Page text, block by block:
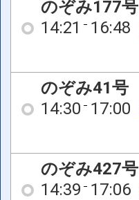
のぞみ177号
14:21
16:48
のぞみ41号
14:30 17:00
のぞみ427号
14:39 17:06